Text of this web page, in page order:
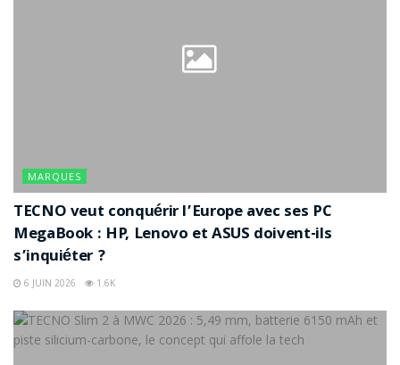
MARQUES
TECNO veut conquérir l’Europe avec ses PC
MegaBook : HP, Lenovo et ASUS doivent-ils
s’inquiéter ?
6 JUIN 2026 1.6K